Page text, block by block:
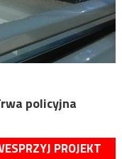
policyjna
PROJEKT